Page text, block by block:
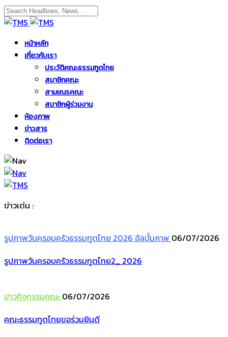
หน้าหลัก
เกี่ยวกับเรา
ประวัติคณะธรรมฑูตไทย
สมาชิกคณะ
สามเณรคณะ
สมาชิกผู้ร่วมงาน
ห้องภาพ
ข่าวสาร
ติดต่อเรา
ข่าวเด่น :
รูปภาพวันครอบครัวธรรมทูตไทย 2026 อัลบั้มภาพ 06/07/2026
รูปภาพวันครอบครัวธรรมทูตไทย2_ 2026
ข่าวกิจกรรมคณะ 06/07/2026
คณะธรรมทูตไทยขอร่วมยินดี